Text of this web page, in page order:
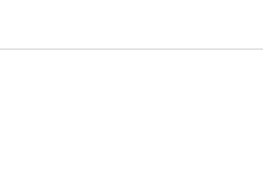
Market System) 주식 거래